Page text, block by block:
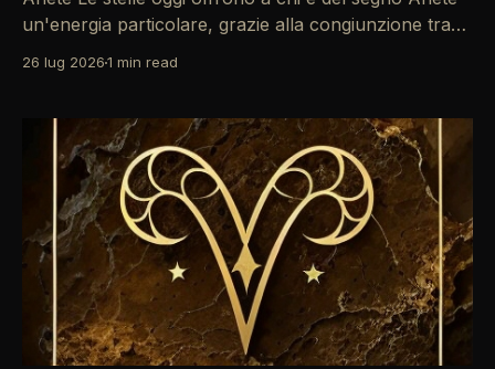
un'energia particolare, grazie alla congiunzione tra
momento ideale per riflettere su obiettivi a lungo
personali e le responsabilità.
26 lug 20261 min read